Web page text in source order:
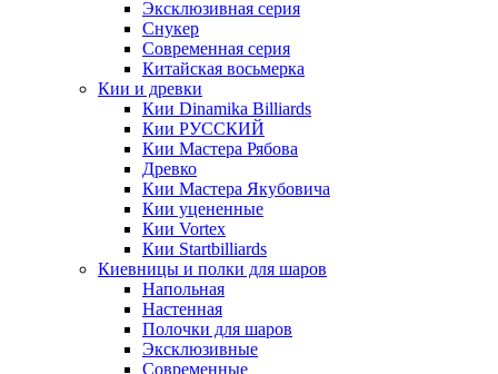
Эксклюзивная серия
Снукер
Современная серия
Китайская восьмерка
Кии и древки
Кии Dinamika Billiards
Кии РУССКИЙ
Кии Мастера Рябова
Древко
Кии Мастера Якубовича
Кии уцененные
Кии Vortex
Кии Startbilliards
Киевницы и полки для шаров
Напольная
Настенная
Полочки для шаров
Эксклюзивные
Современные